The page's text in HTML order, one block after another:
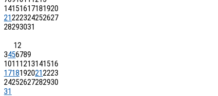
14151617181920
21222324252627
28293031
12
3456789
10111213141516
17181920212223
24252627282930
31